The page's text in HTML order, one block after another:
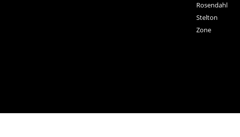
Rosendahl
Stelton
Zone